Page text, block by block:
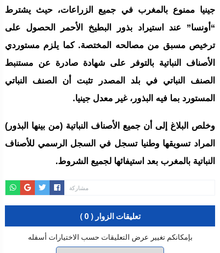
جينيا ممنوع بالمغرب في جميع الزراعات، حيث يشترط
“أونسا” عند استيراد بذور البطيخ الأحمر الحصول على
ترخيص مسبق من مصالحه المختصة. كما يلزم مستوردي
الأصناف النباتية بالتوفر على شهادة صادرة عن مستنبط
الصنف النباتي في بلد المصدر تثبت أن الصنف النباتي
المستورد بما فيه البذور، غير معدل جينيا.
وخلص البلاغ إلى أن جميع الأصناف النباتية (من بينها البذور)
المراد تسويقها وطنيا تسجل في السجل الرسمي للأصناف
النباتية بالمغرب بعد استيفائها لجميع الشروط.
مشاركة
تعليقات الزوار ( 0 )
بإمكانكم تغيير عرض التعليقات حسب الاختيارات أسفله